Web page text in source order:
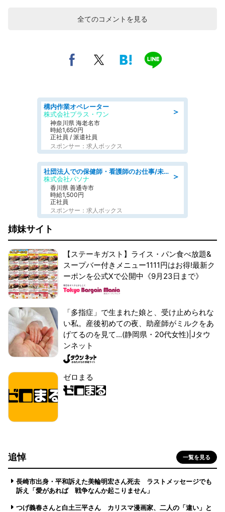
全てのコメントを見る
＞
構内作業オペレーター
株式会社プラス・ワン
神奈川県 海老名市
時給1,650円
正社員 / 派遣社員
スポンサー：求人ボックス
＞
社団法人での保健師・看護師のお仕事/未経験OK/要資格:普通免許、保健師、正看護師
株式会社パソナ
香川県 善通寺市
時給1,500円
正社員
スポンサー：求人ボックス
姉妹サイト
【ステーキガスト】ライス・パン食べ放題&
スープバー付きメニュー1111円はお得!最新ク
ーポンを公式Xで公開中《9月23日まで》
「多指症」で生まれた娘と、受け止められな
い私。産後初めての夜、助産師がミルクをあ
げてるのを見て...(静岡県・20代女性)|Jタウ
ンネット
ゼロまる
追悼 一覧を見る
長崎市出身・平和訴えた美輪明宏さん死去 ラストメッセージでも
訴え「愛があれば 戦争なんか起こりません」
つげ義春さんと白土三平さん カリスマ漫画家、二人の「違い」と